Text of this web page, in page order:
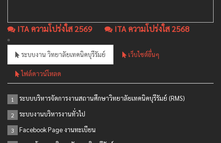
ITA ความโปร่งใส 2569 ITA ความโปร่งใส 2568
ระบบงาน วิทยาลัยเทคนิคบุรีรัมย์ เว็บไซต์อื่นๆ
ไฟล์ดาวน์โหลด
1 ระบบบริหารจัดการงานสถานศึกษาวิทยาลัยเทคนิคบุรีรัมย์ (RMS)
2 ระบบงานบริหารงานทั่วไป
3 Facebook Page งานทะเบียน